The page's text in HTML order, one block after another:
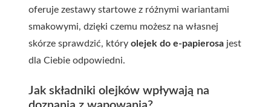
oferuje zestawy startowe z różnymi wariantami
smakowymi, dzięki czemu możesz na własnej
skórze sprawdzić, który olejek do e-papierosa jest
dla Ciebie odpowiedni.
Jak składniki olejków wpływają na